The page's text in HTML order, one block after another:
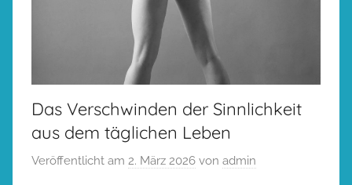
Das Verschwinden der Sinnlichkeit
aus dem täglichen Leben
Veröffentlicht am 2. März 2026 von admin